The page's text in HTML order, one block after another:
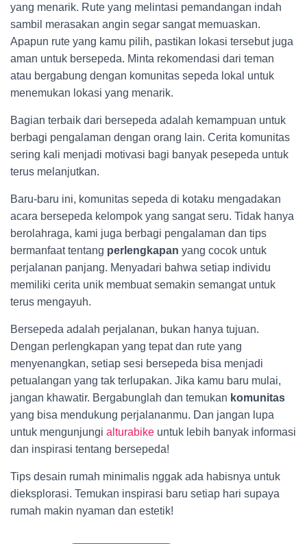
yang menarik. Rute yang melintasi pemandangan indah
sambil merasakan angin segar sangat memuaskan.
Apapun rute yang kamu pilih, pastikan lokasi tersebut juga
aman untuk bersepeda. Minta rekomendasi dari teman
atau bergabung dengan komunitas sepeda lokal untuk
menemukan lokasi yang menarik.
Bagian terbaik dari bersepeda adalah kemampuan untuk
berbagi pengalaman dengan orang lain. Cerita komunitas
sering kali menjadi motivasi bagi banyak pesepeda untuk
terus melanjutkan.
Baru-baru ini, komunitas sepeda di kotaku mengadakan
acara bersepeda kelompok yang sangat seru. Tidak hanya
berolahraga, kami juga berbagi pengalaman dan tips
bermanfaat tentang perlengkapan yang cocok untuk
perjalanan panjang. Menyadari bahwa setiap individu
memiliki cerita unik membuat semakin semangat untuk
terus mengayuh.
Bersepeda adalah perjalanan, bukan hanya tujuan.
Dengan perlengkapan yang tepat dan rute yang
menyenangkan, setiap sesi bersepeda bisa menjadi
petualangan yang tak terlupakan. Jika kamu baru mulai,
jangan khawatir. Bergabunglah dan temukan komunitas
yang bisa mendukung perjalananmu. Dan jangan lupa
untuk mengunjungi alturabike untuk lebih banyak informasi
dan inspirasi tentang bersepeda!
Tips desain rumah minimalis nggak ada habisnya untuk
dieksplorasi. Temukan inspirasi baru setiap hari supaya
rumah makin nyaman dan estetik!